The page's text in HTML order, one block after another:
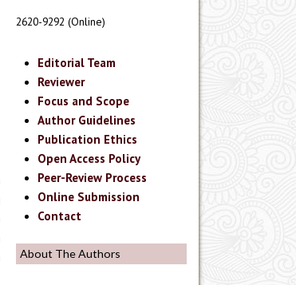
2620-9292 (Online)
Editorial Team
Reviewer
Focus and Scope
Author Guidelines
Publication Ethics
Open Access Policy
Peer-Review Process
Online Submission
Contact
About The Authors